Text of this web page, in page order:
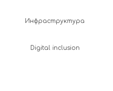
Инфраструктура
Digital inclusion